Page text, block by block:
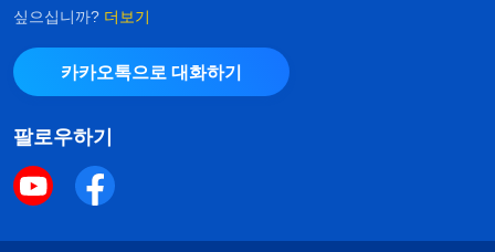
싶으십니까? 더보기
카카오톡으로 대화하기
팔로우하기